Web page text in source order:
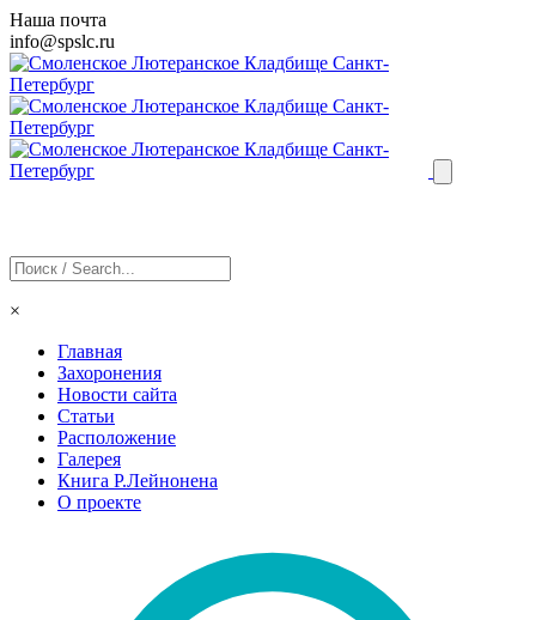
Наша почта
info@spslc.ru
×
Главная
Захоронения
Новости сайта
Статьи
Расположение
Галерея
Книга Р.Лейнонена
О проекте